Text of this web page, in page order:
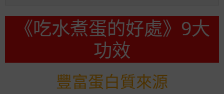
《吃水煮蛋的好處》9大
功效
豐富蛋白質來源